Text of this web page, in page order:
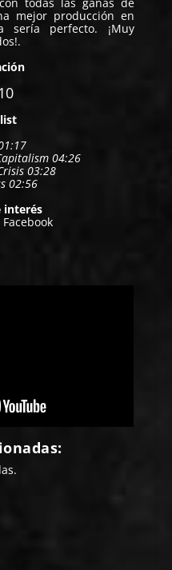
mejor producción en
sería perfecto. ¡Muy
04:26
03:28
02:56
interés
Facebook